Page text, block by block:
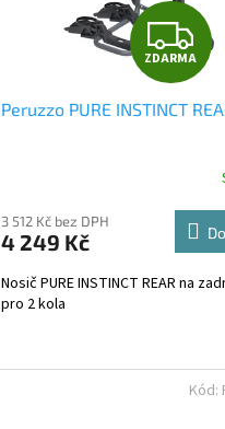
Z
D
A
R
A
ZDARMA
Peruzzo PURE INSTINCT
produktu
je
z
5
3 512 Kč bez DPH
4 249 Kč
Nosič PURE INSTINCT REAR na
pro 2 kola
Kód: